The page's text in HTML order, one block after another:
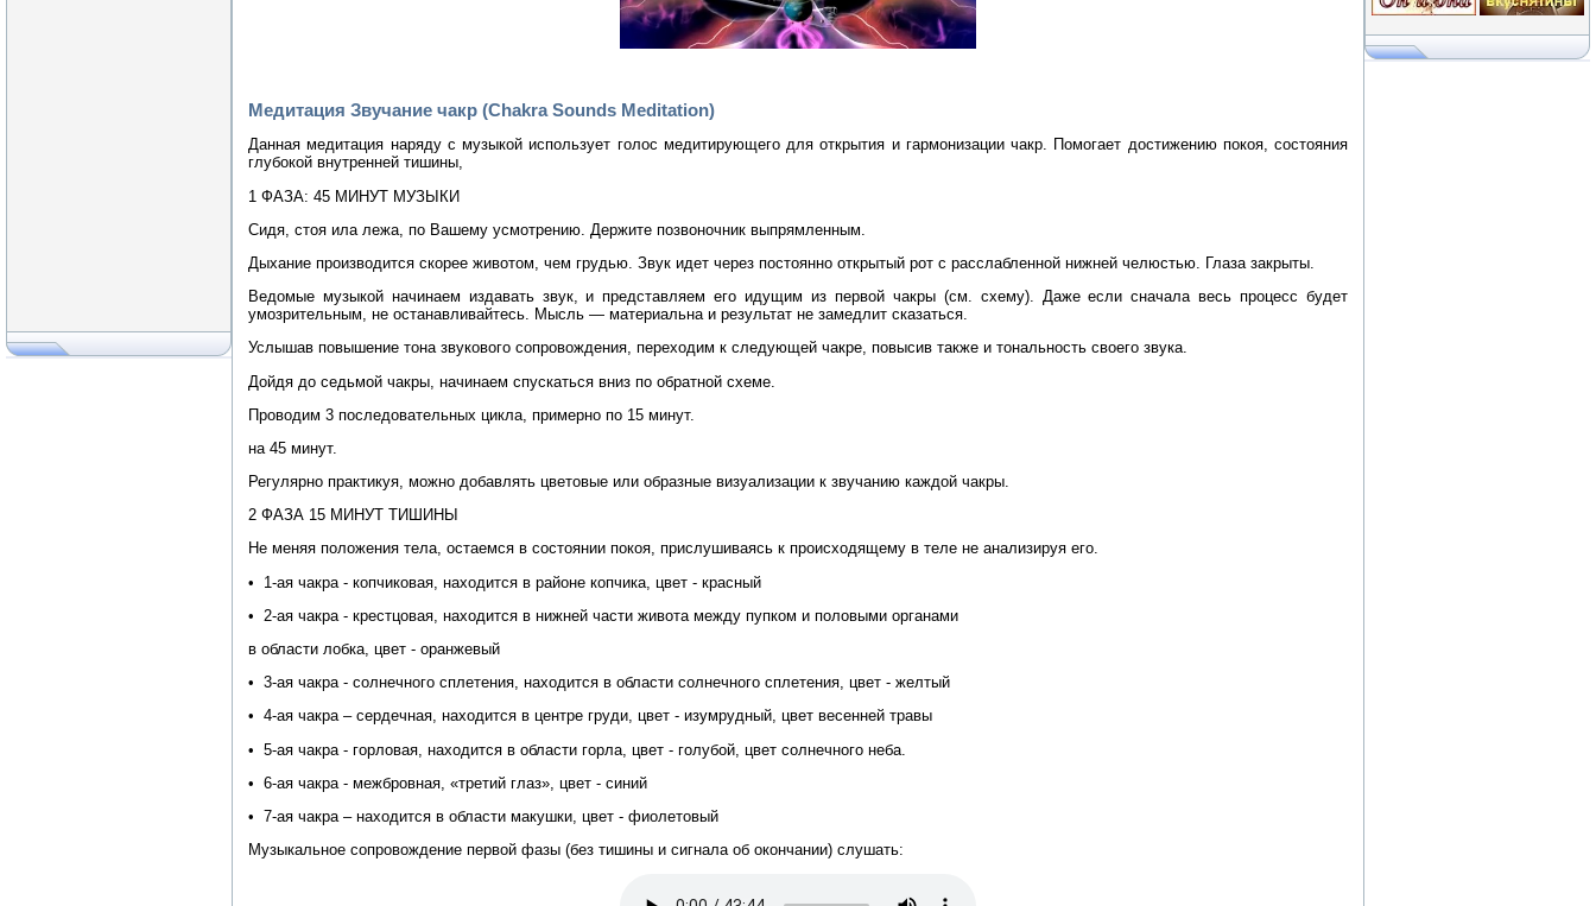
Медитация Звучание чакр (Chakra Sounds Meditation)
Данная медитация наряду с музыкой использует голос медитирующего для открытия и гармонизации чакр. Помогает достижению покоя, состояния
глубокой внутренней тишины,
1 ФАЗА: 45 МИНУТ МУЗЫКИ
Сидя, стоя ила лежа, по Вашему усмотрению. Держите позвоночник выпрямленным.
Дыхание производится скорее животом, чем грудью. Звук идет через постоянно открытый рот с расслабленной нижней челюстью. Глаза закрыты.
Ведомые музыкой начинаем издавать звук, и представляем его идущим из первой чакры (см. схему). Даже если сначала весь процесс будет
умозрительным, не останавливайтесь. Мысль — материальна и результат не замедлит сказаться.
Услышав повышение тона звукового сопровождения, переходим к следующей чакре, повысив также и тональность своего звука.
Дойдя до седьмой чакры, начинаем спускаться вниз по обратной схеме.
Проводим 3 последовательных цикла, примерно по 15 минут.
на 45 минут.
Регулярно практикуя, можно добавлять цветовые или образные визуализации к звучанию каждой чакры.
2 ФАЗА 15 МИНУТ ТИШИНЫ
Не меняя положения тела, остаемся в состоянии покоя, прислушиваясь к происходящему в теле не анализируя его.
• 1-ая чакра - копчиковая, находится в районе копчика, цвет - красный
• 2-ая чакра - крестцовая, находится в нижней части живота между пупком и половыми органами
в области лобка, цвет - оранжевый
• 3-ая чакра - солнечного сплетения, находится в области солнечного сплетения, цвет - желтый
• 4-ая чакра – сердечная, находится в центре груди, цвет - изумрудный, цвет весенней травы
• 5-ая чакра - горловая, находится в области горла, цвет - голубой, цвет солнечного неба.
• 6-ая чакра - межбровная, «третий глаз», цвет - синий
• 7-ая чакра – находится в области макушки, цвет - фиолетовый
Музыкальное сопровождение первой фазы (без тишины и сигнала об окончании) слушать: